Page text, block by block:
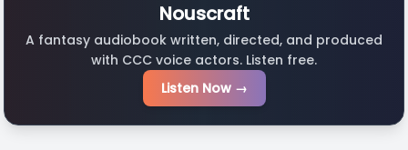
Nouscraft
A fantasy audiobook written, directed, and produced
with CCC voice actors. Listen free.
Listen Now →